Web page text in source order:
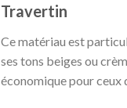
Travertin
Ce matériau est
ses tons beiges ou
économique pour ceux